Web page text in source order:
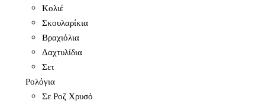
Κολιέ
Σκουλαρίκια
Βραχιόλια
Δαχτυλίδια
Σετ
Ρολόγια
Σε Ροζ Χρυσό